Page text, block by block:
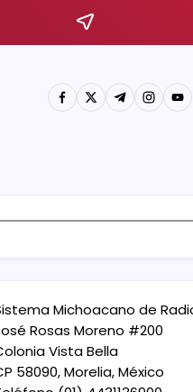
Michoacano de
Rosas Moreno #200
Vista Bella
58090, Morelia, México